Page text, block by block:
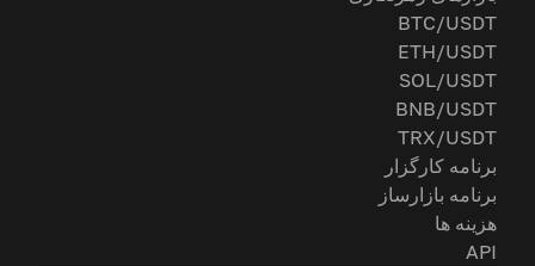
BTC/USDT
ETH/USDT
SOL/USDT
BNB/USDT
TRX/USDT
برنامه کارگزار
برنامه بازارساز
هزینه ها
API